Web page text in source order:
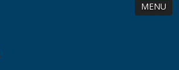
MENU